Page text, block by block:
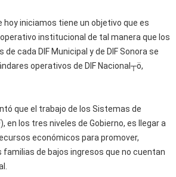
iniciamos tiene un objetivo que es
institucional de tal manera que los
cada DIF Municipal y de DIF Sonora se
operativos de DIF Nacional┬ö,
que el trabajo de los Sistemas de
en los tres niveles de Gobierno, es llegar a
económicos para promover,
familias de bajos ingresos que no cuentan